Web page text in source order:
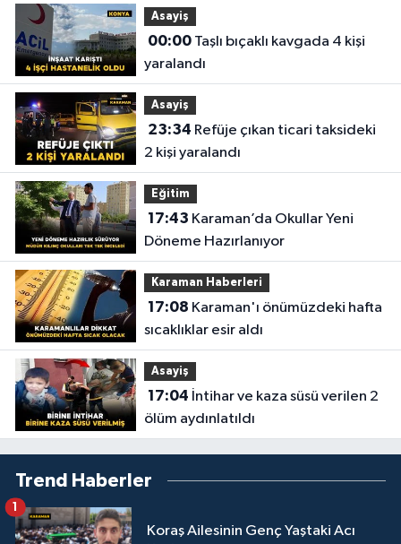
Asayiş
00:00Taşlı bıçaklı kavgada 4 kişi
yaralandı
Asayiş
23:34
2 kişi yaralandı
Eğitim
17:43
Döneme Hazırlanıyor
Karaman Haberleri
17:08
sıcaklıklar esir aldı
Asayiş
17:04
ölüm aydınlatıldı
Trend Haberler
Koraş Ailesinin Genç Yaştaki Acı
1